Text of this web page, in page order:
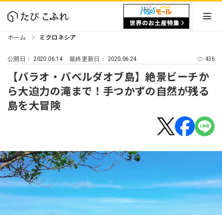
ホーム ミクロネシア
公開日：2020.06.14 最終更新日： 2020.06.24 436
【パラオ・バベルダオブ島】絶景ビーチか
ら大迫力の滝まで！手つかずの自然が残る
島を大冒険